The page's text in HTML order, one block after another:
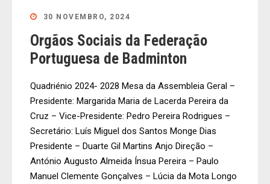
30 NOVEMBRO, 2024
Orgãos Sociais da Federação
Portuguesa de Badminton
Quadriénio 2024- 2028 Mesa da Assembleia Geral –
Presidente: Margarida Maria de Lacerda Pereira da
Cruz – Vice-Presidente: Pedro Pereira Rodrigues –
Secretário: Luís Miguel dos Santos Monge Dias
Presidente – Duarte Gil Martins Anjo Direção –
António Augusto Almeida Ínsua Pereira – Paulo
Manuel Clemente Gonçalves – Lúcia da Mota Longo